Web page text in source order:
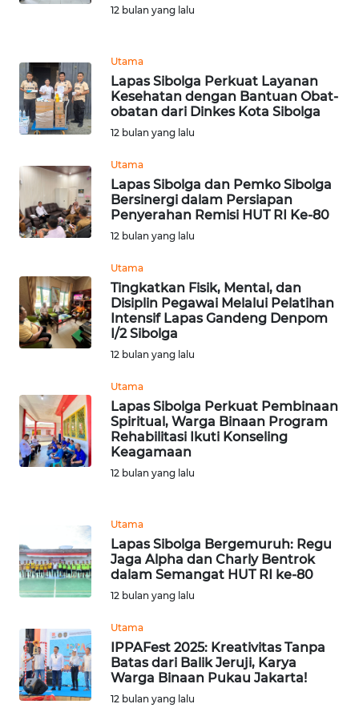
12 bulan yang lalu
Utama
Lapas Sibolga Perkuat Layanan
Kesehatan dengan Bantuan Obat-
obatan dari Dinkes Kota Sibolga
12 bulan yang lalu
Utama
Lapas Sibolga dan Pemko Sibolga
Bersinergi dalam Persiapan
Penyerahan Remisi HUT RI Ke-80
12 bulan yang lalu
Utama
Tingkatkan Fisik, Mental, dan
Disiplin Pegawai Melalui Pelatihan
Intensif Lapas Gandeng Denpom
I/2 Sibolga
12 bulan yang lalu
Utama
Lapas Sibolga Perkuat Pembinaan
Spiritual, Warga Binaan Program
Rehabilitasi Ikuti Konseling
Keagamaan
12 bulan yang lalu
Utama
Lapas Sibolga Bergemuruh: Regu
Jaga Alpha dan Charly Bentrok
dalam Semangat HUT RI ke-80
12 bulan yang lalu
Utama
IPPAFest 2025: Kreativitas Tanpa
Batas dari Balik Jeruji, Karya
Warga Binaan Pukau Jakarta!
12 bulan yang lalu
WN
KALSEL
KALTIM
WN
SULSEL
GORONTALO
WN
SULUT
MALUKU
WN
MALUT
WN
DANAU
TOBA
WN
NIAS
WN